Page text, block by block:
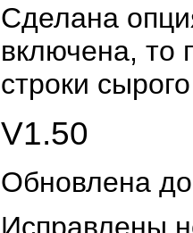
Сделана
включена, то
строки
V1.50
Обновлена